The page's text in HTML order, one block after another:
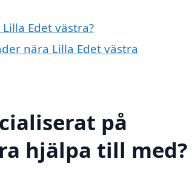
Edet västra?
nära Lilla Edet västra
på
hjälpa till med?